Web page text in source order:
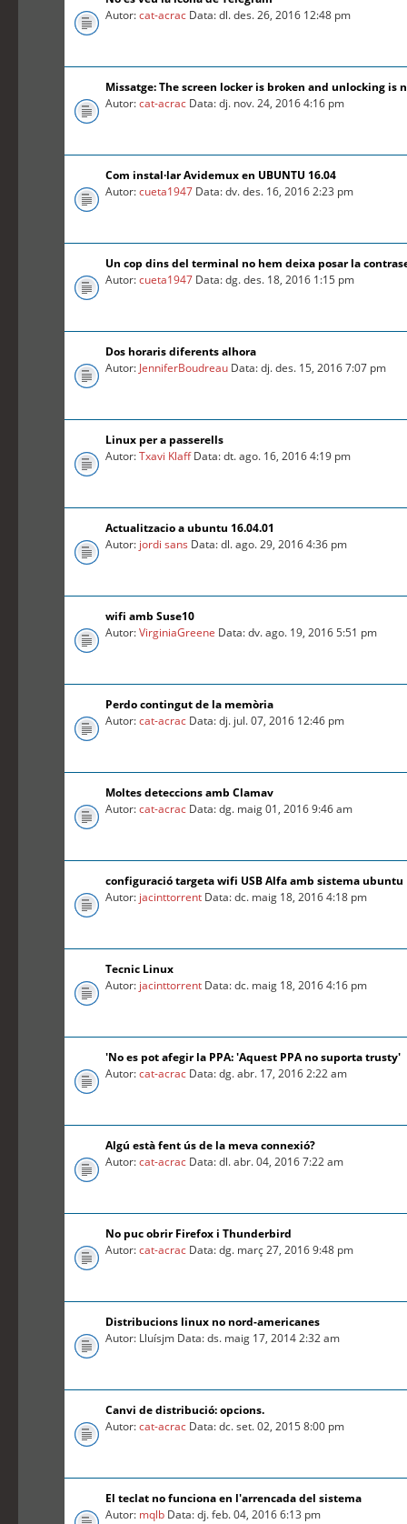
Autor:cat-acrac Data: dl. des. 26, 2016 12:48 pm
Missatge: The screen locker is broken and unlocking is
Autor:cat-acrac Data: dj. nov. 24, 2016 4:16 pm
Com instal·lar Avidemux en UBUNTU 16.04
Autor:cueta1947 Data: dv. des. 16, 2016 2:23 pm
Un cop dins del terminal no hem deixa posar la
Autor:cueta1947 Data: dg. des. 18, 2016 1:15 pm
Dos horaris diferents alhora
Autor: JenniferBoudreau Data: dj. des. 15, 2016 7:07 pm
Linux per a passerells
Autor:Txavi KlaffData: dt. ago. 16, 2016 4:19 pm
Actualitzacio a ubuntu 16.04.01
Autor: jordi sans Data: dl. ago. 29, 2016 4:36 pm
wifi amb Suse10
Autor:VirginiaGreene Data: dv. ago. 19, 2016 5:51 pm
Perdo contingut de la memòria
Autor:cat-acrac Data: dj. jul. 07, 2016 12:46 pm
Moltes deteccions amb Clamav
Autor:cat-acrac Data: dg. maig 01, 2016 9:46 am
configuració targeta wifi USB Alfa amb sistema ubuntu
Autor: jacinttorrent Data: dc. maig 18, 2016 4:18 pm
Tecnic Linux
Autor: jacinttorrent Data: dc. maig 18, 2016 4:16 pm
'No es pot afegir la PPA: 'Aquest PPA no suporta trusty'
Autor:cat-acrac Data: dg. abr. 17, 2016 2:22 am
Algú està fent ús de la meva connexió?
Autor:cat-acrac Data: dl. abr. 04, 2016 7:22 am
No puc obrir Firefox i Thunderbird
Autor:cat-acrac Data: dg. març 27, 2016 9:48 pm
Distribucions linux no nord-americanes
Autor: Lluísjm Data: ds. maig 17, 2014 2:32 am
Canvi de distribució: opcions.
Autor:cat-acrac Data: dc. set. 02, 2015 8:00 pm
El teclat no funciona en l'arrencada del sistema
Autor: mqlb Data: dj. feb. 04, 2016 6:13 pm